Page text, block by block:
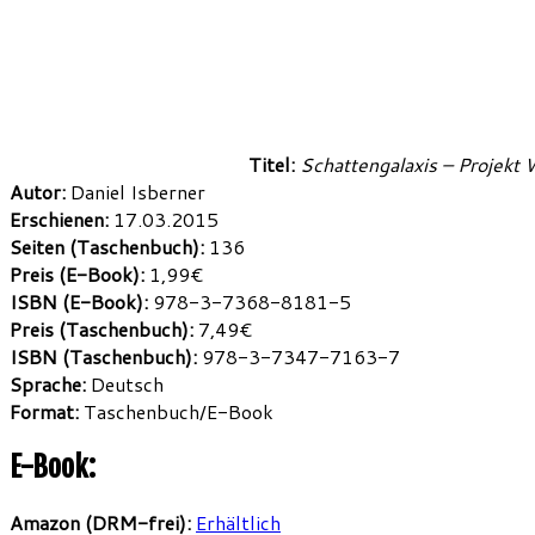
Titel: Schattengalaxis – Projekt
Autor: Daniel Isberner
Erschienen: 17.03.2015
Seiten (Taschenbuch): 136
Preis (E-Book): 1,99€
ISBN (E-Book): 978-3-7368-8181-5
Preis (Taschenbuch): 7,49€
ISBN (Taschenbuch): 978-3-7347-7163-7
Sprache: Deutsch
Format: Taschenbuch/E-Book
E-Book:
Amazon (DRM-frei): Erhältlich